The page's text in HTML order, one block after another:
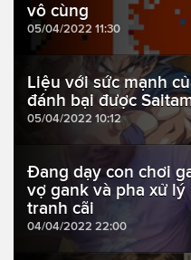
vô cùng
05/04/2022 11:30
Liệu với sức mạnh
đánh bại được
05/04/2022 10:12
Đang dạy con chơi
vợ gank và pha xử
tranh cãi
04/04/2022 22:00